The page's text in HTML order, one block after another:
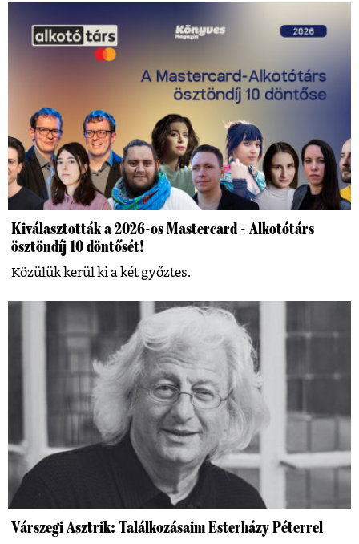
Kiválasztották a 2026-os Mastercard - Alkotótárs
ösztöndíj 10 döntősét!
Közülük kerül ki a két győztes.
Várszegi Asztrik: Találkozásaim Esterházy Péterrel